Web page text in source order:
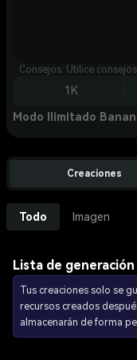
Consejos: Utilice
1K
Modo Ilimitado
Creaciones
Todo Imagen
Lista de generación
Tus creaciones solo se
recursos creados
almacenarán de forma